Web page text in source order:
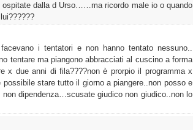
dalla d Urso……ma ricordo male io o quando
i tentatori e non hanno tentato nessuno..
tentare ma piangono abbracciati al cuscino a forma
due anni di fila????non è prorpio il programma x
stare tutto il giorno a piangere..non posso e
dipendenza…scusate giudico non giudico..non lo